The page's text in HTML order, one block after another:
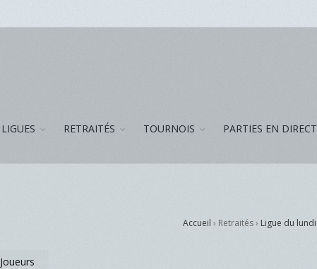
LIGUES RETRAITÉS TOURNOIS PARTIES EN DIRECT
Accueil › Retraités › Ligue du lundi
Joueurs